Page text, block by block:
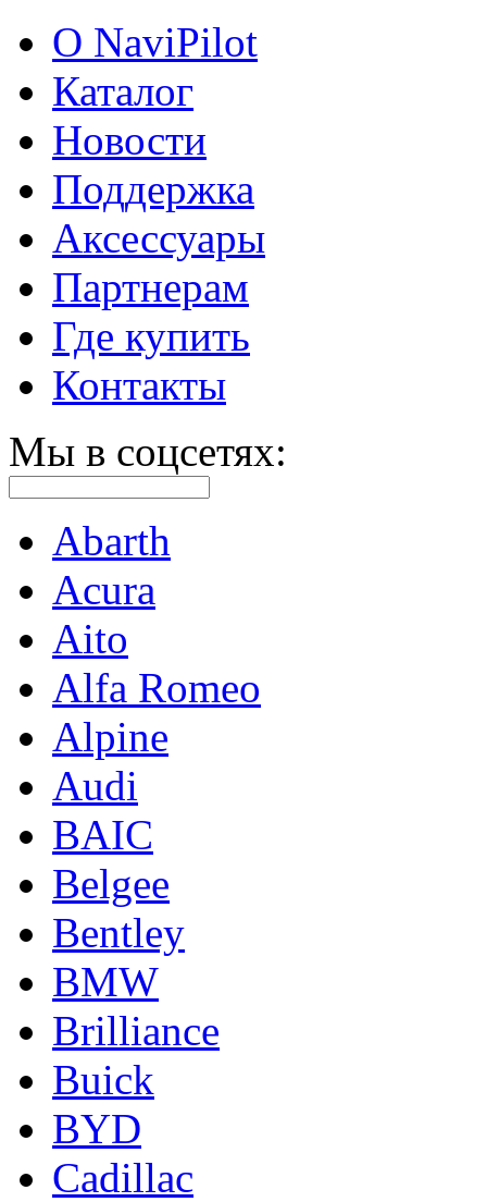
О NaviPilot
Каталог
Новости
Поддержка
Аксессуары
Партнерам
Где купить
Контакты
Мы в соцсетях:
Abarth
Acura
Aito
Alfa Romeo
Alpine
Audi
BAIC
Belgee
Bentley
BMW
Brilliance
Buick
BYD
Cadillac